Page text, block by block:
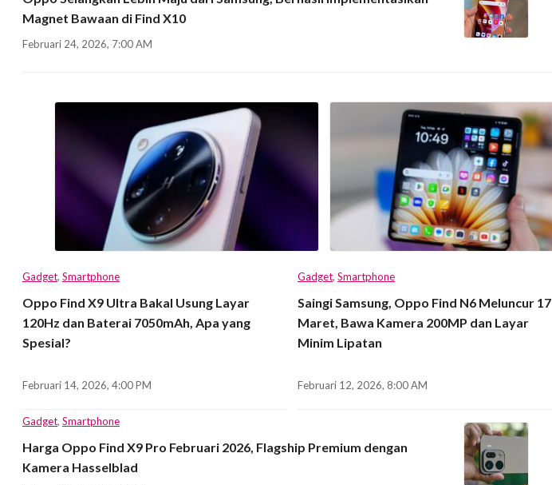
Magnet Bawaan di Find X10
Februari 24, 2026, 7:00 AM
Gadget, Smartphone
Oppo Find X9 Ultra Bakal Usung Layar
120Hz dan Baterai 7050mAh, Apa yang
Spesial?
Februari 14, 2026, 4:00 PM
Gadget, Smartphone
Saingi Samsung, Oppo Find N6 Meluncur 17
Maret, Bawa Kamera 200MP dan Layar
Minim Lipatan
Februari 12, 2026, 8:00 AM
Gadget, Smartphone
Harga Oppo Find X9 Pro Februari 2026, Flagship Premium dengan
Kamera Hasselblad